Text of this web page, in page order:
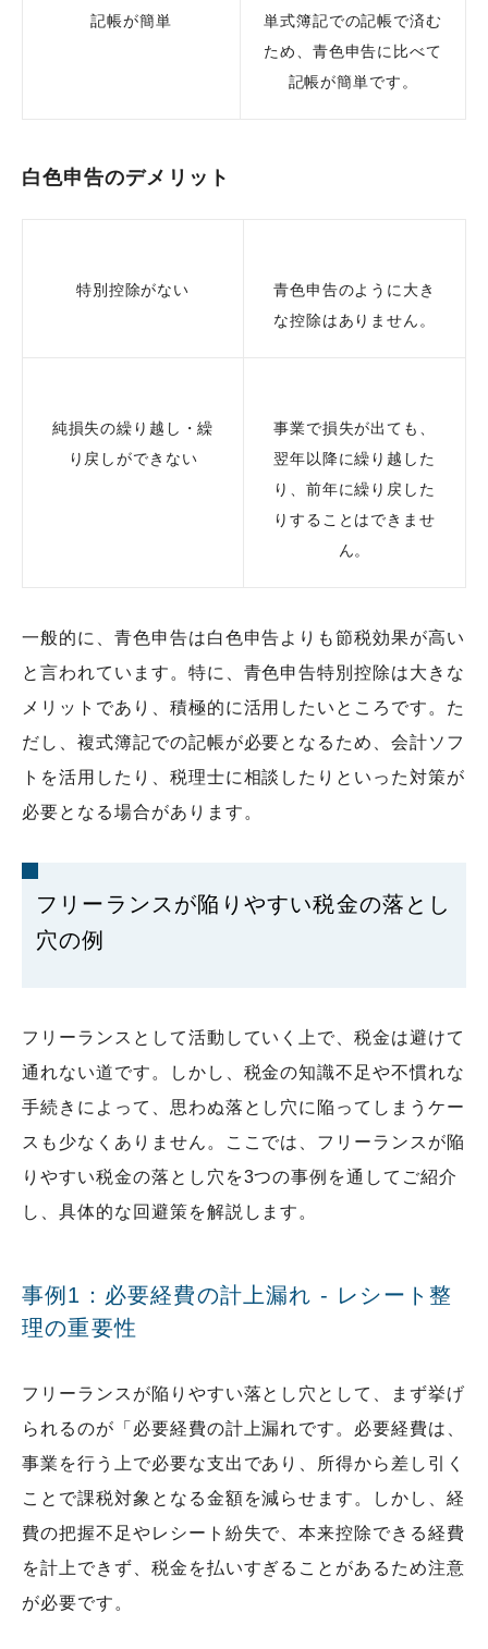
記帳が簡単
単式簿記での記帳で済む
ため、青色申告に比べて
記帳が簡単です。
白色申告のデメリット
特別控除がない
青色申告のように大き
な控除はありません。
純損失の繰り越し・繰
り戻しができない
事業で損失が出ても、
翌年以降に繰り越した
り、前年に繰り戻した
りすることはできませ
ん。
一般的に、青色申告は白色申告よりも節税効果が高い
と言われています。特に、青色申告特別控除は大きな
メリットであり、積極的に活用したいところです。た
だし、複式簿記での記帳が必要となるため、会計ソフ
トを活用したり、税理士に相談したりといった対策が
必要となる場合があります。
フリーランスが陥りやすい税金の落とし
穴の例
フリーランスとして活動していく上で、税金は避けて
通れない道です。しかし、税金の知識不足や不慣れな
手続きによって、思わぬ落とし穴に陥ってしまうケー
スも少なくありません。ここでは、フリーランスが陥
りやすい税金の落とし穴を3つの事例を通してご紹介
し、具体的な回避策を解説します。
事例1：必要経費の計上漏れ - レシート整
理の重要性
フリーランスが陥りやすい落とし穴として、まず挙げ
られるのが「必要経費の計上漏れです。必要経費は、
事業を行う上で必要な支出であり、所得から差し引く
ことで課税対象となる金額を減らせます。しかし、経
費の把握不足やレシート紛失で、本来控除できる経費
を計上できず、税金を払いすぎることがあるため注意
が必要です。